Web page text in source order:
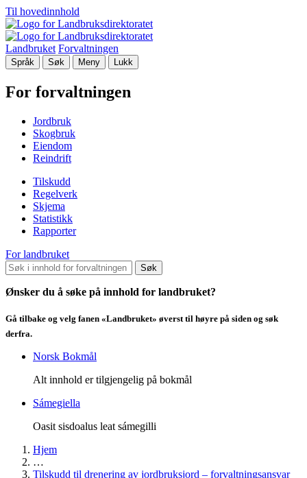
Til hovedinnhold
Landbruket Forvaltningen
Språk Søk Meny Lukk
For forvaltningen
Jordbruk
Skogbruk
Eiendom
Reindrift
Tilskudd
Regelverk
Skjema
Statistikk
Rapporter
For landbruket
Søk
Ønsker du å søke på innhold for landbruket?
Gå tilbake og velg fanen «Landbruket» øverst til høyre på siden og søk
derfra.
Norsk Bokmål
Alt innhold er tilgjengelig på bokmål
Sámegiella
Oasit sisdoalus leat sámegilli
Hjem
…
Tilskudd til drenering av jordbruksjord – forvaltningsansvar